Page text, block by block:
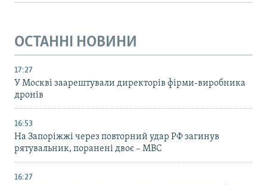
ОСТАННІ НОВИНИ
17:27
У Москві заарештували директорів фірми-виробника
дронів
16:53
На Запоріжжі через повторний удар РФ загинув
рятувальник, поранені двоє – МВС
16:27